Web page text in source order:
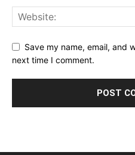
Save my name, email, and
next time I comment.